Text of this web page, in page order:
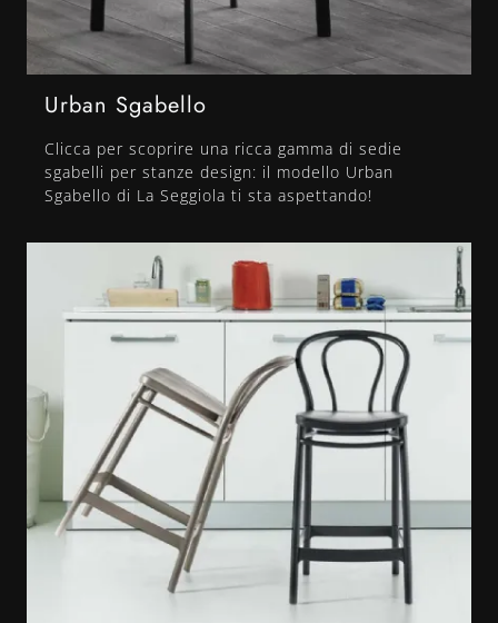
Urban Sgabello
Clicca per scoprire una ricca gamma di sedie
sgabelli per stanze design: il modello Urban
Sgabello di La Seggiola ti sta aspettando!